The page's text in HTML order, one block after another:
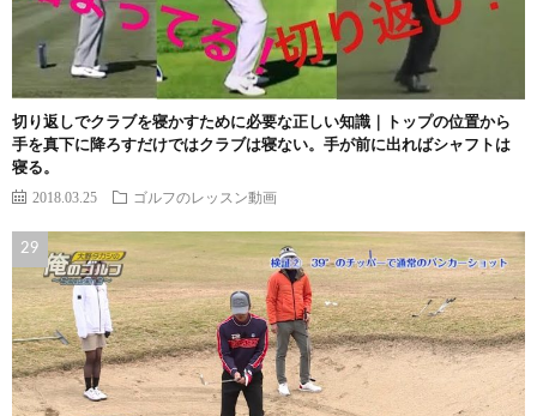
切り返しでクラブを寝かすために必要な正しい知識｜トップの位置から
手を真下に降ろすだけではクラブは寝ない。手が前に出ればシャフトは
寝る。
2018.03.25 ゴルフのレッスン動画